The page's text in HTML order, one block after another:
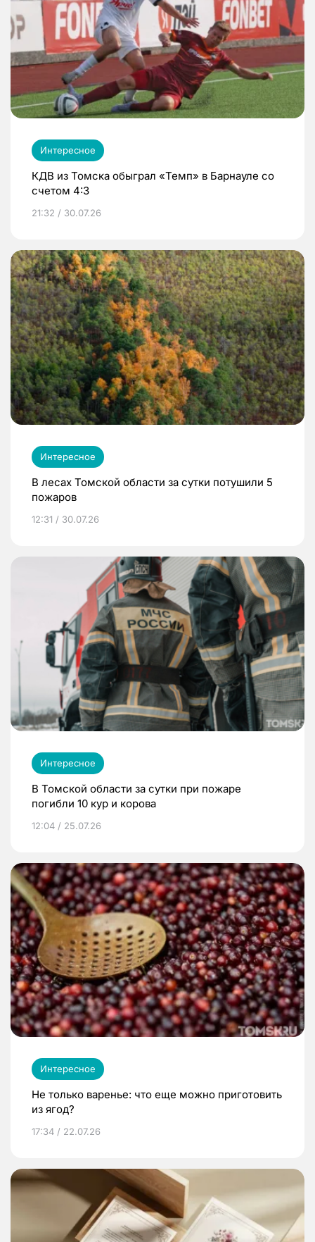
Интересное
КДВ из Томска обыграл «Темп» в Барнауле со
счетом 4:3
21:32 / 30.07.26
Интересное
В лесах Томской области за сутки потушили 5
пожаров
12:31 / 30.07.26
Интересное
В Томской области за сутки при пожаре
погибли 10 кур и корова
12:04 / 25.07.26
Интересное
Не только варенье: что еще можно приготовить
из ягод?
17:34 / 22.07.26